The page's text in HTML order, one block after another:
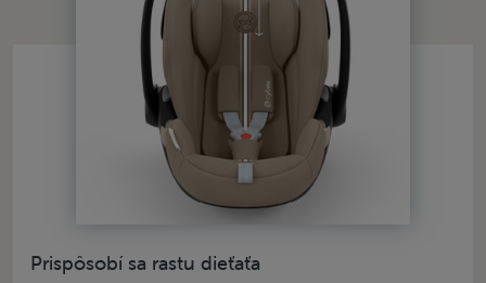
Prispôsobí sa rastu dieťaťa